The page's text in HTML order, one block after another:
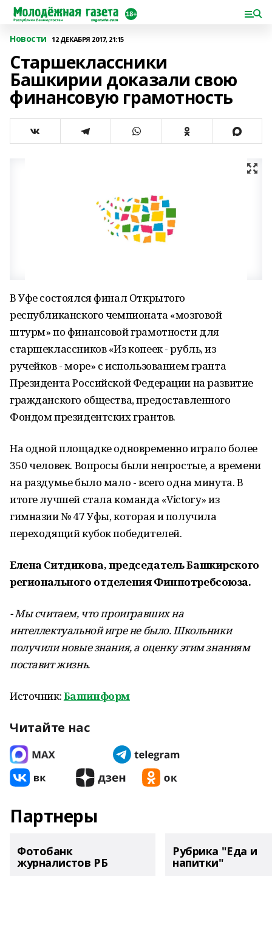
Новости 12 ДЕКАБРЯ 2017, 21:15
Старшеклассники
Башкирии доказали свою
финансовую грамотность
В Уфе состоялся финал Открытого
республиканского чемпионата «мозговой
штурм» по финансовой грамотности для
старшеклассников «Из копеек - рубль, из
ручейков - море» с использованием гранта
Президента Российской Федерации на развитие
гражданского общества, предоставленного
Фондом президентских грантов.
На одной площадке одновременно играло более
350 человек. Вопросы были непростые, а времени
на раздумье было мало - всего одна минута. В
итоге лучшей стала команда «Victory» из
гимназии № 47 Уфы, которая и получила
переходящий кубок победителей.
Елена Ситдикова, председатель Башкирского
регионального отделения Финпотребсоюза.
- Мы считаем, что проигравших на
интеллектуальной игре не было. Школьники
получили новые знания, а оценку этим знаниям
поставит жизнь.
Источник:Башинформ
Читайте нас
Партнеры
Фотобанк
журналистов РБ
Рубрика "Еда и
напитки"